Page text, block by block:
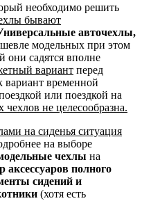
необходимо решить
бывают
авточехлы,
модельных при этом
они садятся вполне
вариант перед
вариант временной
или поездкой на
не целесообразна.
на сиденья ситуация
на выборе
чехлы на
аксессуаров полного
сидений и
(хотя есть